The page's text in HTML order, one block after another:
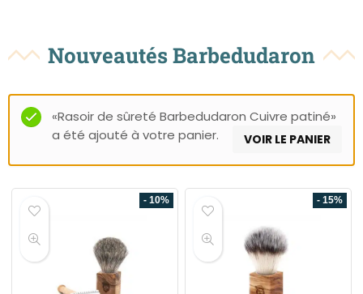
Nouveautés Barbedudaron
«Rasoir de sûreté Barbedudaron Cuivre patiné»
a été ajouté à votre panier.
VOIR LE PANIER
- 10% - 15%